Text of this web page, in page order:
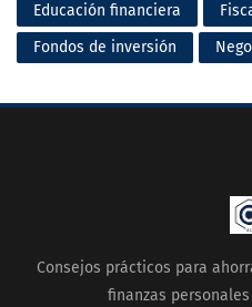
Educación financiera
Fondos de inversión
Consejos prácticos para
finanzas